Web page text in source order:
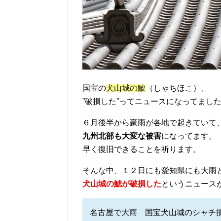
国宝の犬山城の鯱 （しゃちほこ）、
”破損した”ってニュースになってまし
６月後半から豪雨が各地で起きていて
九州北部も大変な被害になってます。
早く復旧できることを祈ります。
そんな中、１２日にも愛知県にも大雨
犬山城の鯱が破損したというニュース
名古屋で大雨 国宝犬山城のシャチ